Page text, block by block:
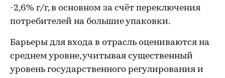
-2,6% г/г, в основном за счёт переключения
потребителей на большие упаковки.
Барьеры для входа в отрасль оцениваются на
среднем уровне, учитывая существенный
уровень государственного регулирования и